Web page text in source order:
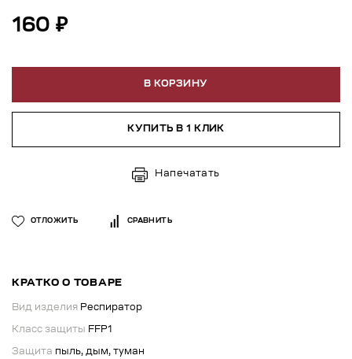
160 ₽
В КОРЗИНУ
КУПИТЬ В 1 КЛИК
Напечатать
ОТЛОЖИТЬ СРАВНИТЬ
КРАТКО О ТОВАРЕ
Вид изделия Респиратор
Класс защиты FFP1
Защита пыль, дым, туман